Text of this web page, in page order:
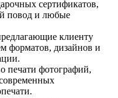
сертификатов,
повод и любые
клиенту
форматов, дизайнов и
печати фотографий,